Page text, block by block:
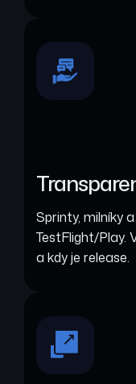
Sprinty, milníky
TestFlight/Play.
a kdy je release.